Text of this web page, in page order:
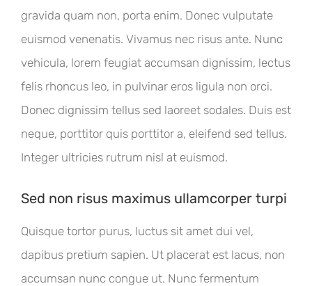
gravida quam non, porta enim. Donec vulputate
euismod venenatis. Vivamus nec risus ante. Nunc
vehicula, lorem feugiat accumsan dignissim, lectus
felis rhoncus leo, in pulvinar eros ligula non orci.
Donec dignissim tellus sed laoreet sodales. Duis est
neque, porttitor quis porttitor a, eleifend sed tellus.
Integer ultricies rutrum nisl at euismod.
Sed non risus maximus ullamcorper turpi
Quisque tortor purus, luctus sit amet dui vel,
dapibus pretium sapien. Ut placerat est lacus, non
accumsan nunc congue ut. Nunc fermentum